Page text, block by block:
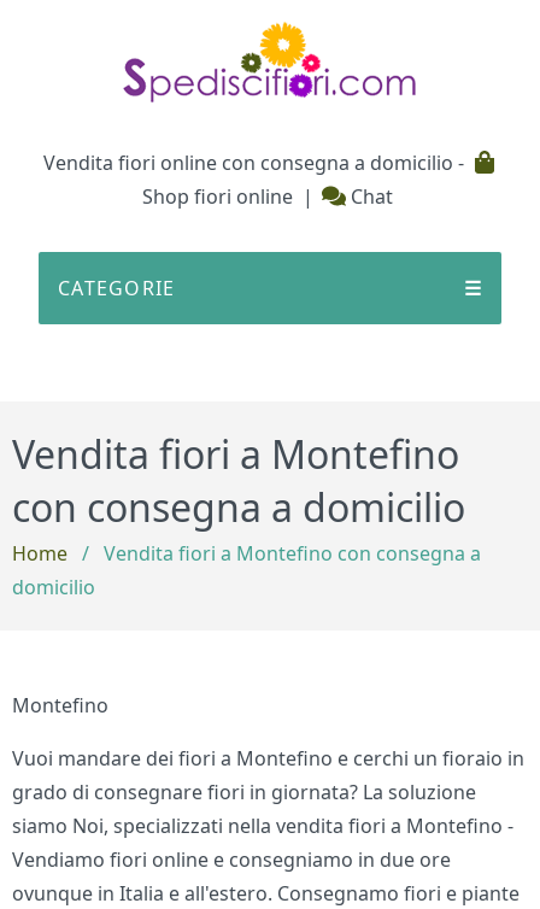
Vendita fiori online con consegna a domicilio -
Shop fiori online | Chat
CATEGORIE ☰
Vendita fiori a Montefino
con consegna a domicilio
Home / Vendita fiori a Montefino con consegna a
domicilio
Montefino
Vuoi mandare dei fiori a Montefino e cerchi un fioraio in
grado di consegnare fiori in giornata? La soluzione
siamo Noi, specializzati nella vendita fiori a Montefino -
Vendiamo fiori online e consegniamo in due ore
ovunque in Italia e all'estero. Consegnamo fiori e piante